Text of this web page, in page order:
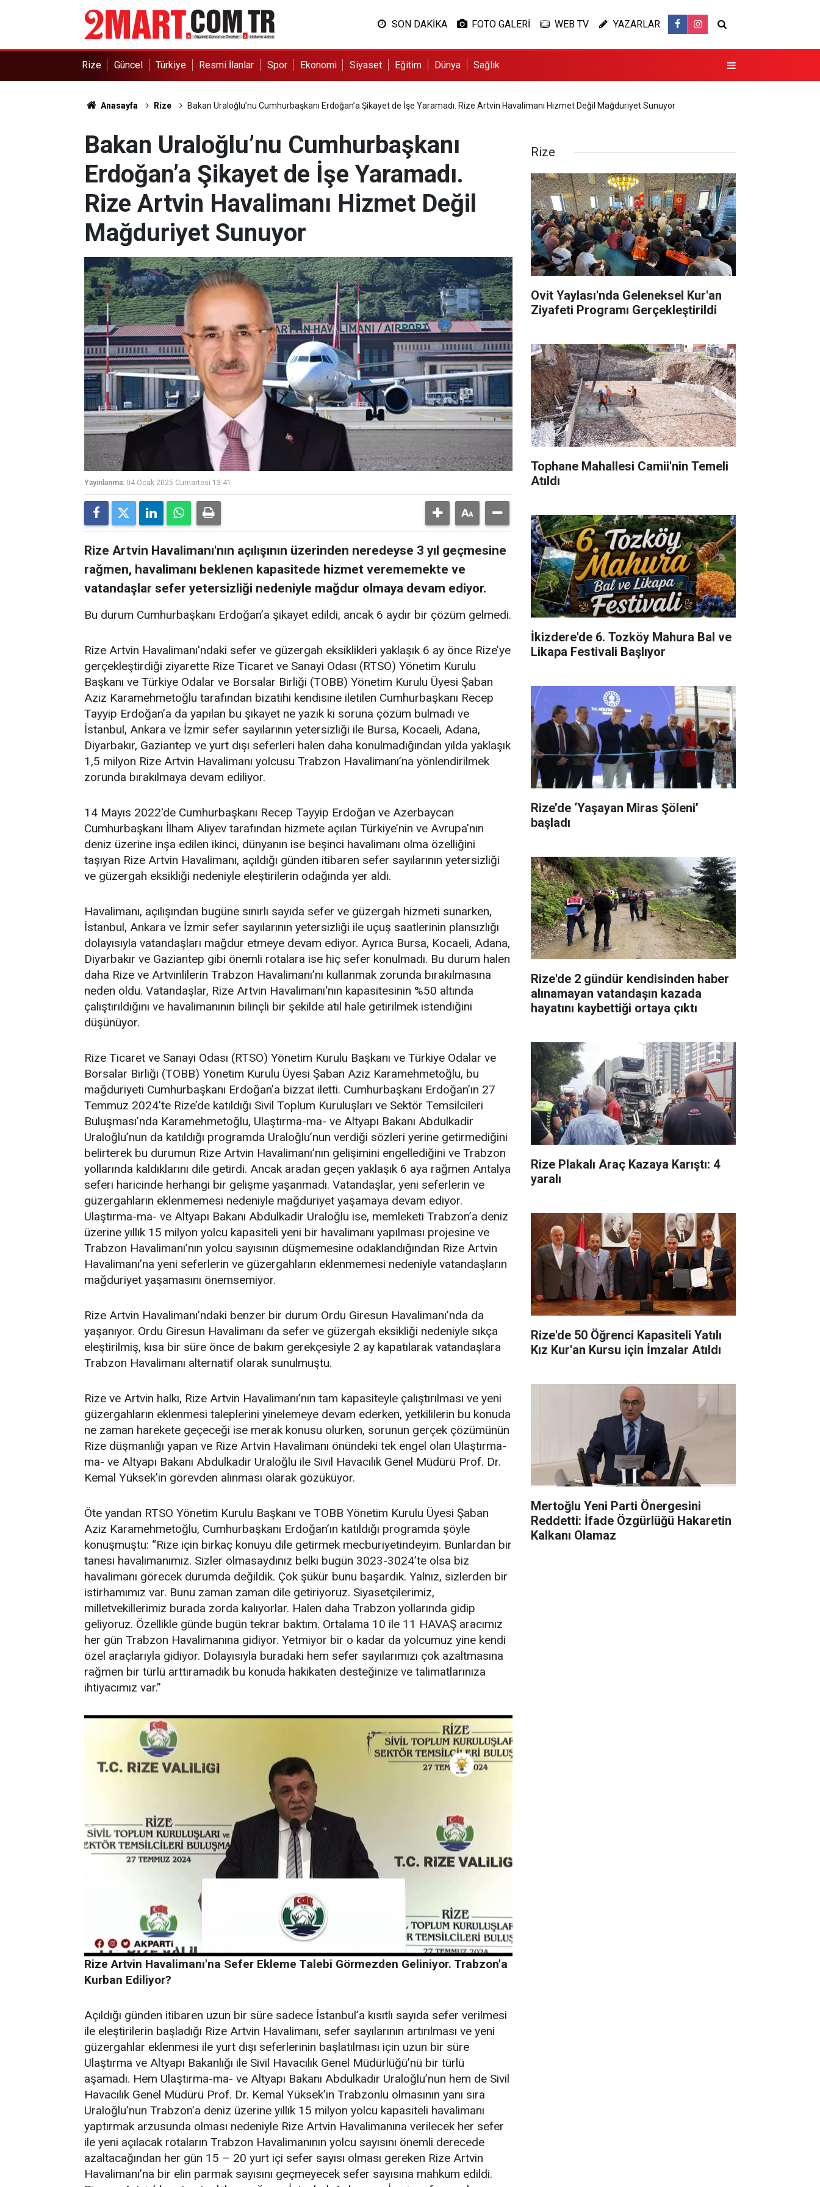
SON DAKİKA FOTO GALERİ WEB TV YAZARLAR
Rize Güncel Türkiye Resmi İlanlar Spor Ekonomi Siyaset Eğitim Dünya Sağlık
Anasayfa Rize Bakan Uraloğlu’nu Cumhurbaşkanı Erdoğan’a Şikayet de İşe Yaramadı. Rize Artvin Havalimanı Hizmet Değil Mağduriyet Sunuyor
Bakan Uraloğlu’nu Cumhurbaşkanı
Erdoğan’a Şikayet de İşe Yaramadı.
Rize Artvin Havalimanı Hizmet Değil
Mağduriyet Sunuyor
Yayınlanma: 04 Ocak 2025 Cumartesi 13:41
Rize Artvin Havalimanı'nın açılışının üzerinden neredeyse 3 yıl geçmesine
rağmen, havalimanı beklenen kapasitede hizmet verememekte ve
vatandaşlar sefer yetersizliği nedeniyle mağdur olmaya devam ediyor.
Bu durum Cumhurbaşkanı Erdoğan’a şikayet edildi, ancak 6 aydır bir çözüm gelmedi.
Rize Artvin Havalimanı'ndaki sefer ve güzergah eksiklikleri yaklaşık 6 ay önce Rize’ye
gerçekleştirdiği ziyarette Rize Ticaret ve Sanayi Odası (RTSO) Yönetim Kurulu
Başkanı ve Türkiye Odalar ve Borsalar Birliği (TOBB) Yönetim Kurulu Üyesi Şaban
Aziz Karamehmetoğlu tarafından bizatihi kendisine iletilen Cumhurbaşkanı Recep
Tayyip Erdoğan’a da yapılan bu şikayet ne yazık ki soruna çözüm bulmadı ve
İstanbul, Ankara ve İzmir sefer sayılarının yetersizliği ile Bursa, Kocaeli, Adana,
Diyarbakır, Gaziantep ve yurt dışı seferleri halen daha konulmadığından yılda yaklaşık
1,5 milyon Rize Artvin Havalimanı yolcusu Trabzon Havalimanı’na yönlendirilmek
zorunda bırakılmaya devam ediliyor.
14 Mayıs 2022'de Cumhurbaşkanı Recep Tayyip Erdoğan ve Azerbaycan
Cumhurbaşkanı İlham Aliyev tarafından hizmete açılan Türkiye’nin ve Avrupa’nın
deniz üzerine inşa edilen ikinci, dünyanın ise beşinci havalimanı olma özelliğini
taşıyan Rize Artvin Havalimanı, açıldığı günden itibaren sefer sayılarının yetersizliği
ve güzergah eksikliği nedeniyle eleştirilerin odağında yer aldı.
Havalimanı, açılışından bugüne sınırlı sayıda sefer ve güzergah hizmeti sunarken,
İstanbul, Ankara ve İzmir sefer sayılarının yetersizliği ile uçuş saatlerinin plansızlığı
dolayısıyla vatandaşları mağdur etmeye devam ediyor. Ayrıca Bursa, Kocaeli, Adana,
Diyarbakır ve Gaziantep gibi önemli rotalara ise hiç sefer konulmadı. Bu durum halen
daha Rize ve Artvinlilerin Trabzon Havalimanı’nı kullanmak zorunda bırakılmasına
neden oldu. Vatandaşlar, Rize Artvin Havalimanı'nın kapasitesinin %50 altında
çalıştırıldığını ve havalimanının bilinçli bir şekilde atıl hale getirilmek istendiğini
düşünüyor.
Rize Ticaret ve Sanayi Odası (RTSO) Yönetim Kurulu Başkanı ve Türkiye Odalar ve
Borsalar Birliği (TOBB) Yönetim Kurulu Üyesi Şaban Aziz Karamehmetoğlu, bu
mağduriyeti Cumhurbaşkanı Erdoğan’a bizzat iletti. Cumhurbaşkanı Erdoğan’ın 27
Temmuz 2024’te Rize’de katıldığı Sivil Toplum Kuruluşları ve Sektör Temsilcileri
Buluşması’nda Karamehmetoğlu, Ulaştırma-ma- ve Altyapı Bakanı Abdulkadir
Uraloğlu’nun da katıldığı programda Uraloğlu’nun verdiği sözleri yerine getirmediğini
belirterek bu durumun Rize Artvin Havalimanı’nın gelişimini engellediğini ve Trabzon
yollarında kaldıklarını dile getirdi. Ancak aradan geçen yaklaşık 6 aya rağmen Antalya
seferi haricinde herhangi bir gelişme yaşanmadı. Vatandaşlar, yeni seferlerin ve
güzergahların eklenmemesi nedeniyle mağduriyet yaşamaya devam ediyor.
Ulaştırma-ma- ve Altyapı Bakanı Abdulkadir Uraloğlu ise, memleketi Trabzon’a deniz
üzerine yıllık 15 milyon yolcu kapasiteli yeni bir havalimanı yapılması projesine ve
Trabzon Havalimanı’nın yolcu sayısının düşmemesine odaklandığından Rize Artvin
Havalimanı’na yeni seferlerin ve güzergahların eklenmemesi nedeniyle vatandaşların
mağduriyet yaşamasını önemsemiyor.
Rize Artvin Havalimanı’ndaki benzer bir durum Ordu Giresun Havalimanı’nda da
yaşanıyor. Ordu Giresun Havalimanı da sefer ve güzergah eksikliği nedeniyle sıkça
eleştirilmiş, kısa bir süre önce de bakım gerekçesiyle 2 ay kapatılarak vatandaşlara
Trabzon Havalimanı alternatif olarak sunulmuştu.
Rize ve Artvin halkı, Rize Artvin Havalimanı’nın tam kapasiteyle çalıştırılması ve yeni
güzergahların eklenmesi taleplerini yinelemeye devam ederken, yetkililerin bu konuda
ne zaman harekete geçeceği ise merak konusu olurken, sorunun gerçek çözümünün
Rize düşmanlığı yapan ve Rize Artvin Havalimanı önündeki tek engel olan Ulaştırma-
ma- ve Altyapı Bakanı Abdulkadir Uraloğlu ile Sivil Havacılık Genel Müdürü Prof. Dr.
Kemal Yüksek’in görevden alınması olarak gözüküyor.
Öte yandan RTSO Yönetim Kurulu Başkanı ve TOBB Yönetim Kurulu Üyesi Şaban
Aziz Karamehmetoğlu, Cumhurbaşkanı Erdoğan’ın katıldığı programda şöyle
konuşmuştu: “Rize için birkaç konuyu dile getirmek mecburiyetindeyim. Bunlardan bir
tanesi havalimanımız. Sizler olmasaydınız belki bugün 3023-3024’te olsa biz
havalimanı görecek durumda değildik. Çok şükür bunu başardık. Yalnız, sizlerden bir
istirhamımız var. Bunu zaman zaman dile getiriyoruz. Siyasetçilerimiz,
milletvekillerimiz burada zorda kalıyorlar. Halen daha Trabzon yollarında gidip
geliyoruz. Özellikle günde bugün tekrar baktım. Ortalama 10 ile 11 HAVAŞ aracımız
her gün Trabzon Havalimanına gidiyor. Yetmiyor bir o kadar da yolcumuz yine kendi
özel araçlarıyla gidiyor. Dolayısıyla buradaki hem sefer sayılarımızı çok azaltmasına
rağmen bir türlü arttıramadık bu konuda hakikaten desteğinize ve talimatlarınıza
ihtiyacımız var.”
Rize Artvin Havalimanı'na Sefer Ekleme Talebi Görmezden Geliniyor. Trabzon'a
Kurban Ediliyor?
Açıldığı günden itibaren uzun bir süre sadece İstanbul’a kısıtlı sayıda sefer verilmesi
ile eleştirilerin başladığı Rize Artvin Havalimanı, sefer sayılarının artırılması ve yeni
güzergahlar eklenmesi ile yurt dışı seferlerinin başlatılması için uzun bir süre
Ulaştırma ve Altyapı Bakanlığı ile Sivil Havacılık Genel Müdürlüğü’nü bir türlü
aşamadı. Hem Ulaştırma-ma- ve Altyapı Bakanı Abdulkadir Uraloğlu’nun hem de Sivil
Havacılık Genel Müdürü Prof. Dr. Kemal Yüksek’in Trabzonlu olmasının yanı sıra
Uraloğlu’nun Trabzon’a deniz üzerine yıllık 15 milyon yolcu kapasiteli havalimanı
yaptırmak arzusunda olması nedeniyle Rize Artvin Havalimanına verilecek her sefer
ile yeni açılacak rotaların Trabzon Havalimanının yolcu sayısını önemli derecede
azaltacağından her gün 15 – 20 yurt içi sefer sayısı olması gereken Rize Artvin
Havalimanı’na bir elin parmak sayısını geçmeyecek sefer sayısına mahkum edildi.
Rize
Ovit Yaylası'nda Geleneksel Kur'an
Ziyafeti Programı Gerçekleştirildi
Tophane Mahallesi Camii'nin Temeli
Atıldı
İkizdere'de 6. Tozköy Mahura Bal ve
Likapa Festivali Başlıyor
Rize’de ‘Yaşayan Miras Şöleni’
başladı
Rize'de 2 gündür kendisinden haber
alınamayan vatandaşın kazada
hayatını kaybettiği ortaya çıktı
Rize Plakalı Araç Kazaya Karıştı: 4
yaralı
Rize'de 50 Öğrenci Kapasiteli Yatılı
Kız Kur'an Kursu için İmzalar Atıldı
Mertoğlu Yeni Parti Önergesini
Reddetti: İfade Özgürlüğü Hakaretin
Kalkanı Olamaz